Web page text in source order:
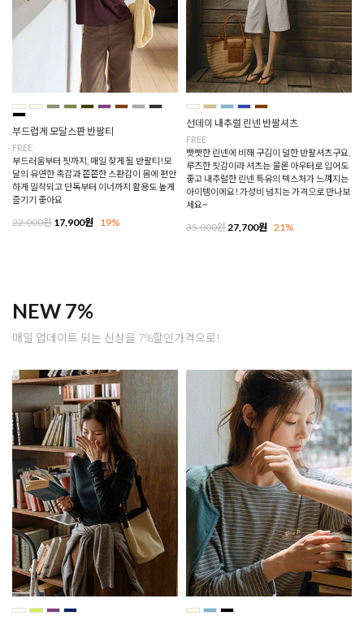
부드럽게 모달스판 반팔티
FREE
부드러움부터 핏까지, 매일 찾게 될 반팔티!모
달의 유연한 촉감과 쫀쫀한 스판감이 몸에 편안
하게 밀착되고 단독부터 이너까지 활용도 높게
즐기기 좋아요
22,000원 17,900원 19%
선데이 내추럴 린넨 반팔셔츠
FREE
빳빳한 린넨에 비해 구김이 덜한 반팔셔츠구요,
루즈한 핏감이라 셔츠는 물론 아우터로 입어도
좋고 내추럴한 린넨 특유의 텍스처가 느껴지는
아이템이에요! 가성비 넘치는 가격으로 만나보
세요~
35,000원27,700원 21%
NEW 7%
매일 업데이트 되는 신상을 7%할인가격으로!